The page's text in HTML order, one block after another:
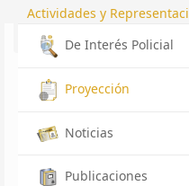
Actividades y
Personas de Interés Policial
De Interés Policial
Proyección
Noticias
Publicaciones